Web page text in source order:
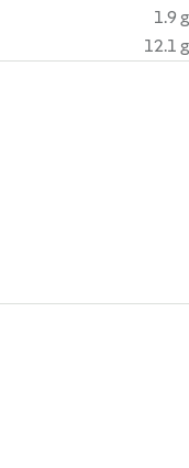
1.9 g
12.1 g